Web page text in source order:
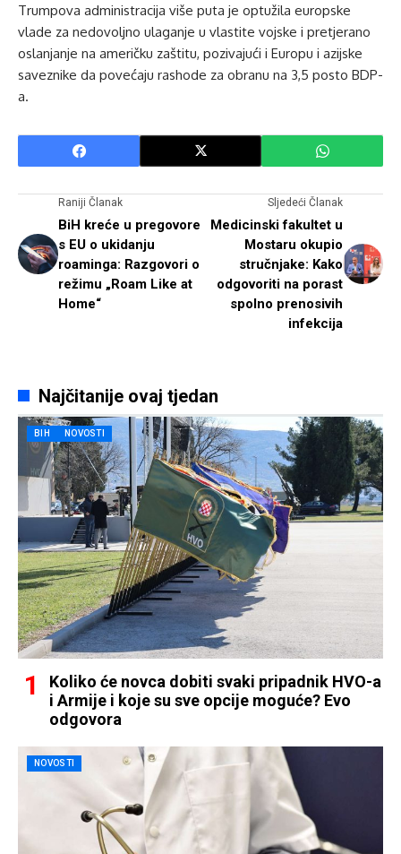
Trumpova administracija više puta je optužila europske
vlade za nedovoljno ulaganje u vlastite vojske i pretjerano
oslanjanje na američku zaštitu, pozivajući i Europu i azijske
saveznike da povećaju rashode za obranu na 3,5 posto BDP-
a.
Raniji Članak
BiH kreće u pregovore
s EU o ukidanju
roaminga: Razgovori o
režimu „Roam Like at
Home“
Sljedeći Članak
Medicinski fakultet u
Mostaru okupio
stručnjake: Kako
odgovoriti na porast
spolno prenosivih
infekcija
Najčitanije ovaj tjedan
BIH NOVOSTI
Koliko će novca dobiti svaki pripadnik HVO-a
i Armije i koje su sve opcije moguće? Evo
odgovora
NOVOSTI